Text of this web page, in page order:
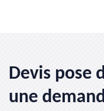
Devis pose
une